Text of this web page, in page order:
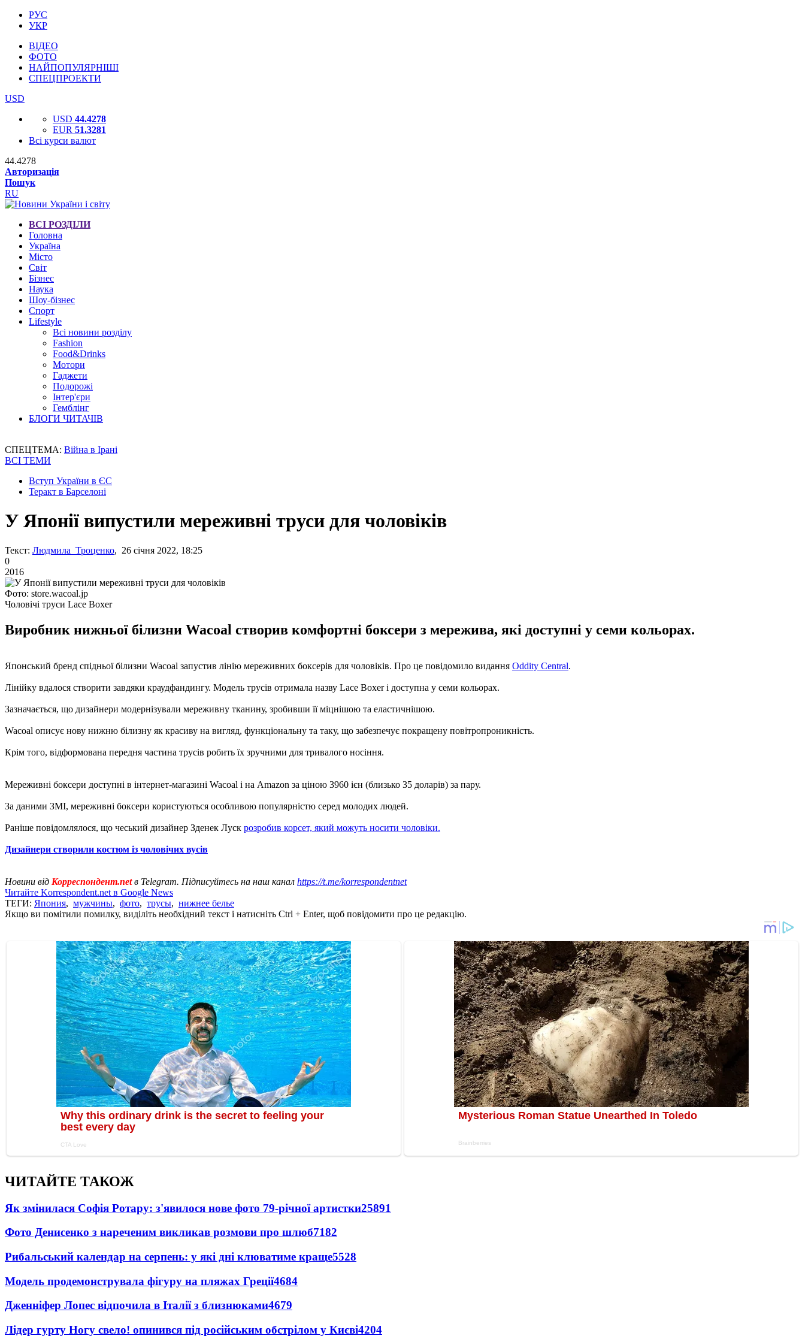
РУС
УКР
ВІДЕО
ФОТО
НАЙПОПУЛЯРНІШІ
СПЕЦПРОЕКТИ
USD
USD 44.4278
EUR 51.3281
Всі курси валют
44.4278
Авторизація
Пошук
RU
ВСІ РОЗДІЛИ
Головна
Україна
Місто
Світ
Бізнес
Наука
Шоу-бізнес
Спорт
Lifestyle
Всі новини розділу
Fashion
Food&Drinks
Мотори
Гаджети
Подорожі
Інтер'єри
Гемблінг
БЛОГИ ЧИТАЧІВ
СПЕЦТЕМА: Війна в Ірані
ВСІ ТЕМИ
Вступ України в ЄС
Теракт в Барселоні
У Японії випустили мереживні труси для чоловіків
Текст: Людмила Троценко, 26 січня 2022, 18:25
0
2016
Фото: store.wacoal.jp
Чоловічі труси Lace Boxer
Виробник нижньої білизни Wacoal створив комфортні боксери з мережива, які доступні у семи кольорах.
Японський бренд спідньої білизни Wacoal запустив лінію мереживних боксерів для чоловіків. Про це повідомило видання Oddity Central.
Лінійку вдалося створити завдяки краудфандингу. Модель трусів отримала назву Lace Boxer і доступна у семи кольорах.
Зазначається, що дизайнери модернізували мереживну тканину, зробивши її міцнішою та еластичнішою.
Wacoal описує нову нижню білизну як красиву на вигляд, функціональну та таку, що забезпечує покращену повітропроникність.
Крім того, відформована передня частина трусів робить їх зручними для тривалого носіння.
Мереживні боксери доступні в інтернет-магазині Wacoal і на Amazon за ціною 3960 ієн (близько 35 доларів) за пару.
За даними ЗМІ, мереживні боксери користуються особливою популярністю серед молодих людей.
Раніше повідомлялося, що чеський дизайнер Зденек Луск розробив корсет, який можуть носити чоловіки.
Дизайнери створили костюм із чоловічих вусів
Новини від Корреспондент.netв Telegram. Підписуйтесь на наш канал https://t.me/korrespondentnet
Читайте Korrespondent.net в Google News
ТЕГИ: Япония, мужчины, фото, трусы, нижнее белье
Якщо ви помітили помилку, виділіть необхідний текст і натисніть Ctrl + Enter, щоб повідомити про це редакцію.
ЧИТАЙТЕ ТАКОЖ
Як змінилася Софія Ротару: з'явилося нове фото 79-річної артистки25891
Фото Денисенко з нареченим викликав розмови про шлюб7182
Рибальський календар на серпень: у які дні клюватиме краще5528
Модель продемонструвала фігуру на пляжах Греції4684
Дженніфер Лопес відпочила в Італії з близнюками4679
Лідер гурту Ногу свело! опинився під російським обстрілом у Києві4204